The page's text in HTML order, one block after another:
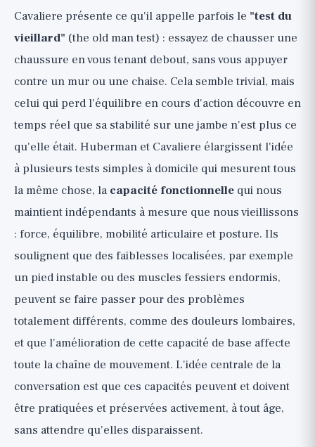
Cavaliere présente ce qu'il appelle parfois le "test du
vieillard" (the old man test) : essayez de chausser une
chaussure en vous tenant debout, sans vous appuyer
contre un mur ou une chaise. Cela semble trivial, mais
celui qui perd l'équilibre en cours d'action découvre en
temps réel que sa stabilité sur une jambe n'est plus ce
qu'elle était. Huberman et Cavaliere élargissent l'idée
à plusieurs tests simples à domicile qui mesurent tous
la même chose, la capacité fonctionnelle qui nous
maintient indépendants à mesure que nous vieillissons
: force, équilibre, mobilité articulaire et posture. Ils
soulignent que des faiblesses localisées, par exemple
un pied instable ou des muscles fessiers endormis,
peuvent se faire passer pour des problèmes
totalement différents, comme des douleurs lombaires,
et que l'amélioration de cette capacité de base affecte
toute la chaîne de mouvement. L'idée centrale de la
conversation est que ces capacités peuvent et doivent
être pratiquées et préservées activement, à tout âge,
sans attendre qu'elles disparaissent.